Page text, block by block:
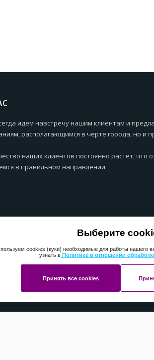
Выберите
cookies (куки) необходимые для работы нашего
узнать вПолитике в отношении
Принять все cookies
идем навстречу нашим клиентам и
располагающимся в черте города, но и
наших клиентов постоянно растет, что
в правильном направлении.